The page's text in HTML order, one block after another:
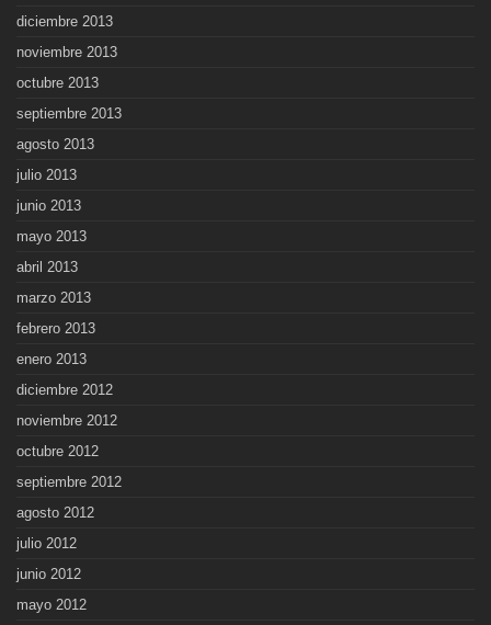
diciembre 2013
noviembre 2013
octubre 2013
septiembre 2013
agosto 2013
julio 2013
junio 2013
mayo 2013
abril 2013
marzo 2013
febrero 2013
enero 2013
diciembre 2012
noviembre 2012
octubre 2012
septiembre 2012
agosto 2012
julio 2012
junio 2012
mayo 2012